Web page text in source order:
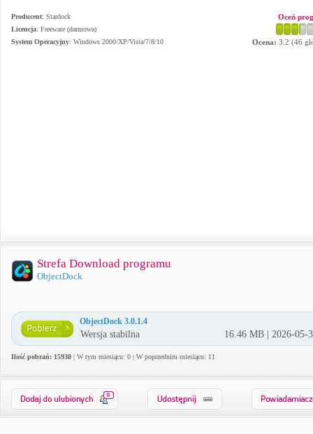
Producent: Stardock
Licencja: Freeware (darmowa)
System Operacyjny: Windows 2000/XP/Vista/7/8/10
Oceń
Ocena: 3.2 (46
Strefa Download programu
ObjectDock
ObjectDock 3.0.1.4
Wersja stabilna 16.46 MB | 2026-05-
Ilość pobrań: 15938 | W tym miesiącu: 0 | W poprzednim miesiącu: 11
0